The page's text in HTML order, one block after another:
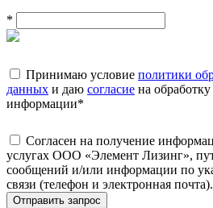
*
Принимаю условие политики
данных и даю согласие на
информации*
Согласен на получение
услугах ООО «Элемент Лизинг»,
сообщений и/или информации по
связи (телефон и электронная почта).
Отправить запрос